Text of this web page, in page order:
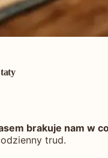
brakuje nam w
trud.